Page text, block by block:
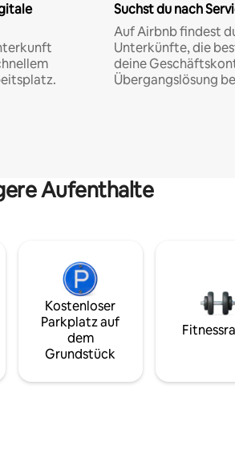
Suchst du nach
Auf Airbnb findest
Unterkünfte, die
deine
Übergangslösung
Aufenthalte
Kostenloser
Parkplatz auf
dem
Grundstück